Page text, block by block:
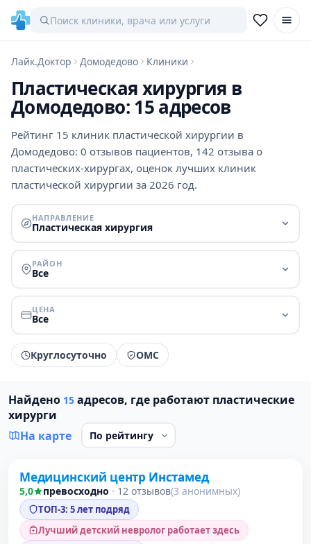
Лайк.Доктор Домодедово Клиники
Пластическая хирургия в
Домодедово: 15 адресов
Рейтинг 15 клиник пластической хирургии в
Домодедово: 0 отзывов пациентов, 142 отзыва о
пластических-хирургах, оценок лучших клиник
пластической хирургии за 2026 год.
НАПРАВЛЕНИЕ
Пластическая хирургия
РАЙОН
Все
ЦЕНА
Все
Круглосуточно ОМС
Найдено 15 адресов, где работают пластические
хирурги
На карте
1 место в рейтинге
Медицинский центр Инстамед
5,0 превосходно · 12 отзывов(3 анонимных)
ТОП-3: 5 лет подряд
Лучший детский невролог работает здесь